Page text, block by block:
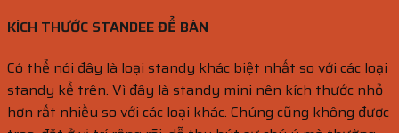
KÍCH THƯỚC STANDEE ĐỂ BÀN
Có thể nói đây là loại standy khác biệt nhất so với các loại
standy kể trên. Vì đây là standy mini nên kích thước nhỏ
hơn rất nhiều so với các loại khác. Chúng cũng không được